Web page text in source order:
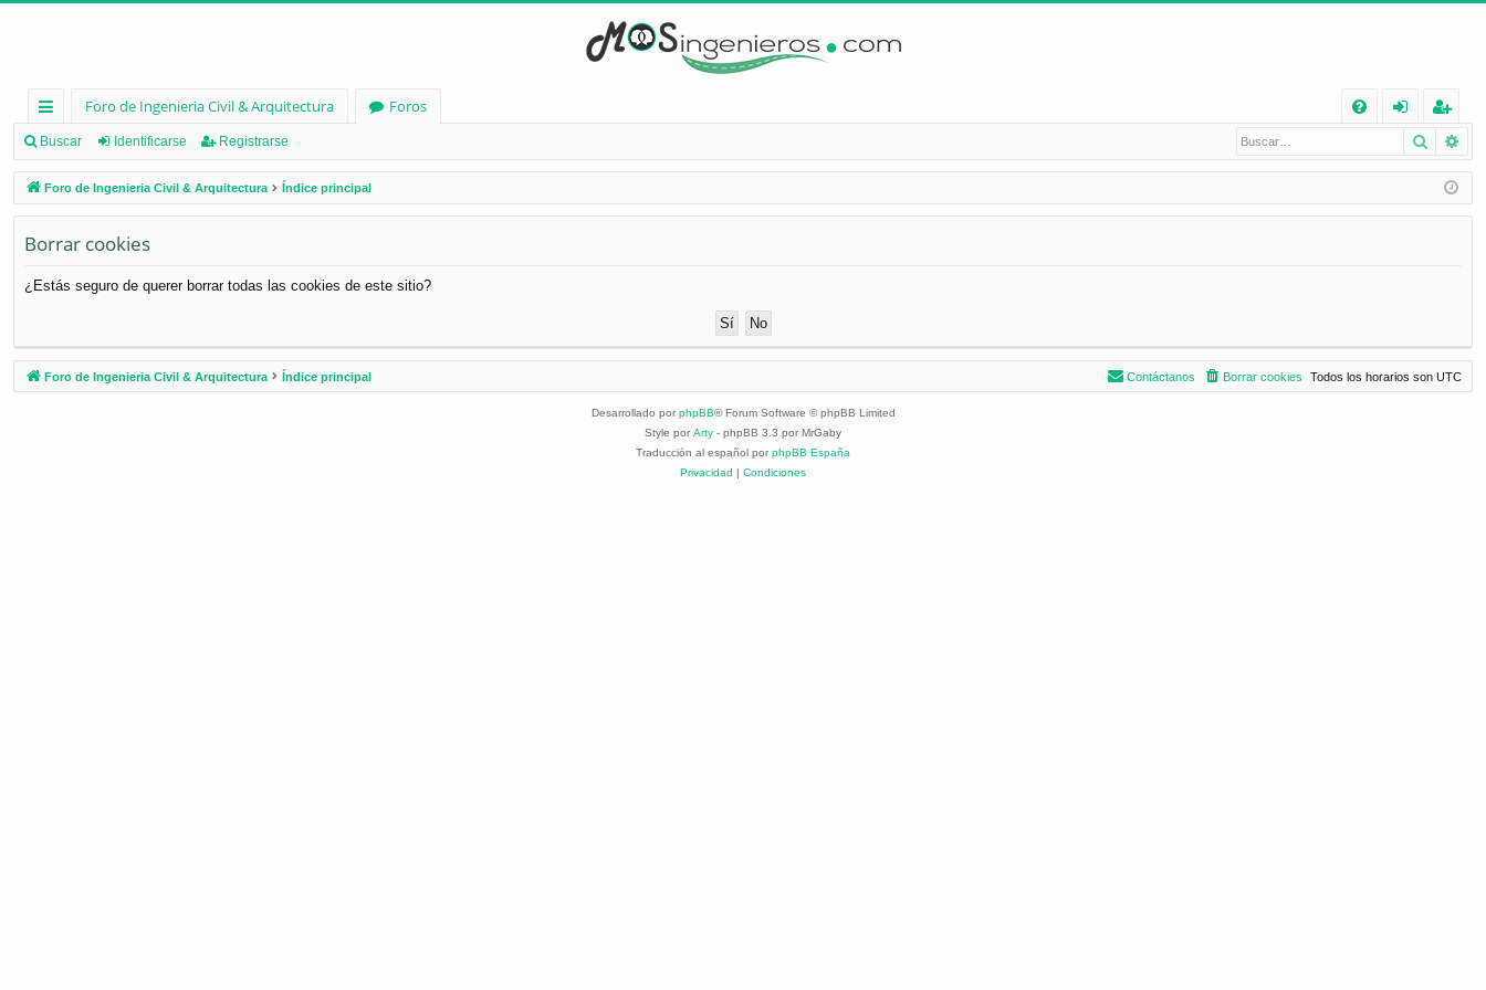
nl
ac
es
rá
pi
os
Foro de Ingenieria Civil & Arquitectura
Foros
Q
nt
ifi
eg
ist
ra
Buscar Identificarse Registrarse Buscar
Foro de Ingenieria Civil & Arquitectura Índice principal
Borrar cookies
¿Estás seguro de querer borrar todas las cookies de este sitio?
Foro de Ingenieria Civil & Arquitectura Índice principal Todos los horarios son UTC
Borrar cookies
Contáctanos
Desarrollado por phpBB® Forum Software © phpBB Limited
Style por Arty - phpBB 3.3 por MrGaby
Traducción al español por phpBB España
Privacidad | Condiciones